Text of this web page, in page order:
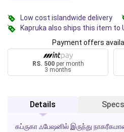
Low cost islandwide delivery
Kapruka also ships this item to
Payment offers
RS. 500per month
3 months
Details Specs
கப்ருகா ஃபேஷனில் இருந்து